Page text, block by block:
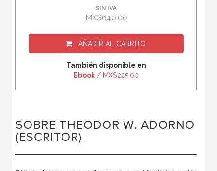
SIN IVA
MX$640.00
AÑADIR AL CARRITO
También disponible en
Ebook / MX$225.00
SOBRE THEODOR W. ADORNO
(ESCRITOR)